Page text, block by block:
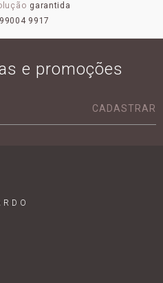
garantida
9917
e promoções
CADASTRAR